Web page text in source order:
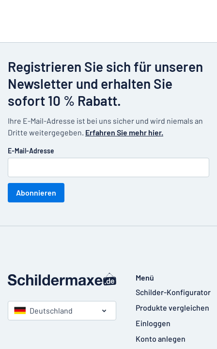
Registrieren Sie sich für unseren
Newsletter und erhalten Sie
sofort 10 % Rabatt.
Ihre E-Mail-Adresse ist bei uns sicher und wird niemals an
Dritte weitergegeben. Erfahren Sie mehr hier.
E-Mail-Adresse
Abonnieren
Deutschland
Menü
Schilder-Konfigurator
Produkte vergleichen
Einloggen
Konto anlegen